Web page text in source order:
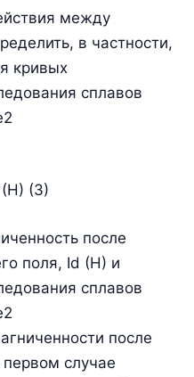
между
в частности,
кривых
(3)
после
поля, Id (H) и
после
случае